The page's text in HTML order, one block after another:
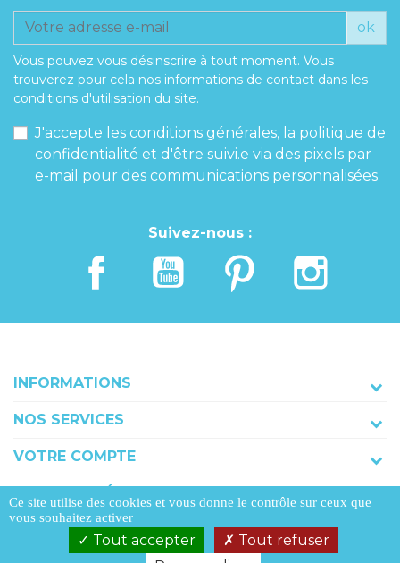
ok
Vous pouvez vous désinscrire à tout moment. Vous
trouverez pour cela nos informations de contact dans les
conditions d'utilisation du site.
J'accepte les conditions générales, la politique de
confidentialité et d'être suivi.e via des pixels par
e-mail pour des communications personnalisées
Suivez-nous :
INFORMATIONS
NOS SERVICES
VOTRE COMPTE
Ce site utilise des cookies et vous donne le contrôle sur ceux que
vous souhaitez activer
Tout accepter
Tout refuser